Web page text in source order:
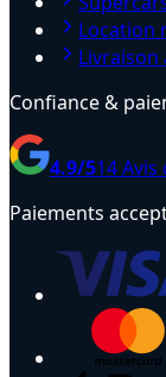
Location
Confiance &
4.9/514Avis
Paiements